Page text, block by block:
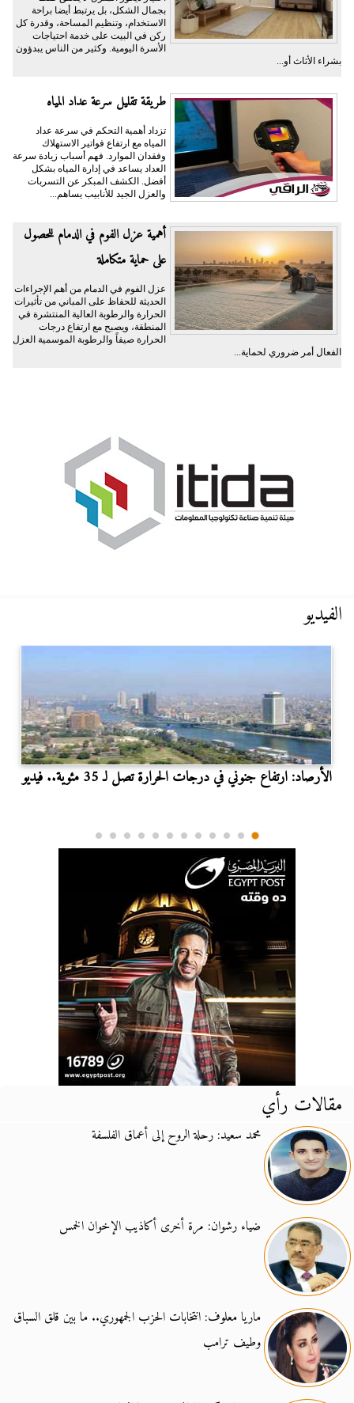
بجمال الشكل، بل يرتبط أيضا براحة
الاستخدام، وتنظيم المساحة، وقدرة كل
ركن في البيت على خدمة احتياجات
الأسرة اليومية. وكثير من الناس يبدؤون
بشراء الأثاث أو...
طريقة تقليل سرعة عداد المياه
تزداد أهمية التحكم في سرعة عداد
المياه مع ارتفاع فواتير الاستهلاك
وفقدان الموارد. فهم أسباب زيادة سرعة
العداد يساعد في إدارة المياه بشكل
أفضل. الكشف المبكر عن التسربات
والعزل الجيد للأنابيب يساهم...
أهمية عزل الفوم في الدمام للحصول
على حماية متكاملة
عزل الفوم في الدمام من أهم الإجراءات
الحديثة للحفاظ على المباني من تأثيرات
الحرارة والرطوبة العالية المنتشرة في
المنطقة، ويصبح مع ارتفاع درجات
الحرارة صيفاً والرطوبة الموسمية العزل
الفعال أمر ضروري لحماية...
الفيديو
الأرصاد: ارتفاع جنوني في درجات الحرارة تصل لـ 35 مئوية.. فيديو
مقالات رأي
محمد سعيد: رحلة الروح إلى أعماق الفلسفة
ضياء رشوان: مرة أخرى أكاذيب الإخوان الخمس
ماريا معلوف: انتخابات الحزب الجمهوري.. ما بين قلق السباق
وطيف ترامب